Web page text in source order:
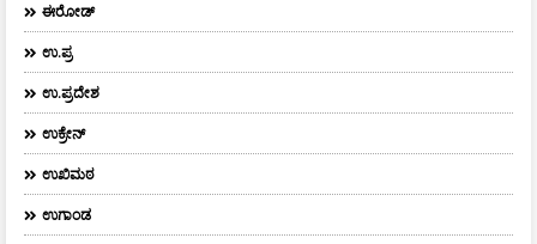
ಈರೋಡ್
ಉ.ಪ್ರ
ಉ.ಪ್ರದೇಶ
ಉಕ್ರೇನ್
ಉಖಿಮಠ
ಉಗಾಂಡ